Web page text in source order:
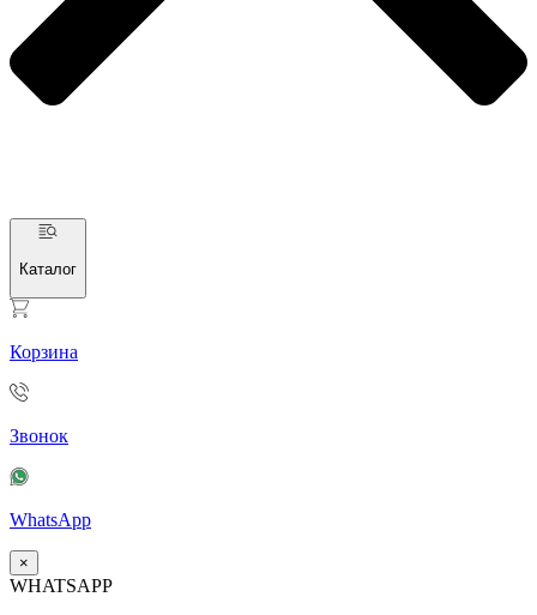
Каталог
Корзина
Звонок
WhatsApp
×
WHATSAPP